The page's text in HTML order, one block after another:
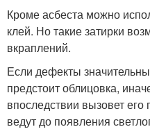
Кроме асбеста можно
клей. Но такие затирки
вкраплений.
Если дефекты
предстоит облицовка,
впоследствии вызовет
ведут до появления